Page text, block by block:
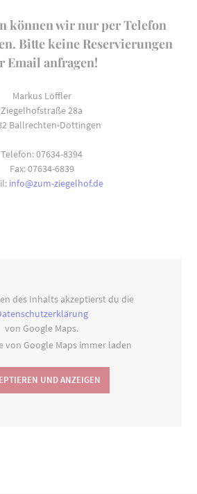
können wir nur per Telefon
Bitte keine Reservierungen
Email anfragen!
Markus Löffler
Ziegelhofstraße 28a
Ballrechten-Dottingen
Telefon: 07634-8394
Fax: 07634-6839
info@zum-ziegelhof.de
des Inhalts akzeptierst du die
von Google Maps.
von Google Maps immer laden
UND ANZEIGEN